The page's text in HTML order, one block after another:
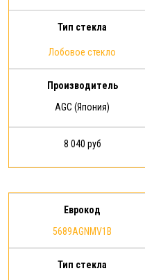
Тип стекла
Лобовое стекло
Производитель
AGC (Япония)
8 040 руб
Еврокод
5689AGNMV1B
Тип стекла